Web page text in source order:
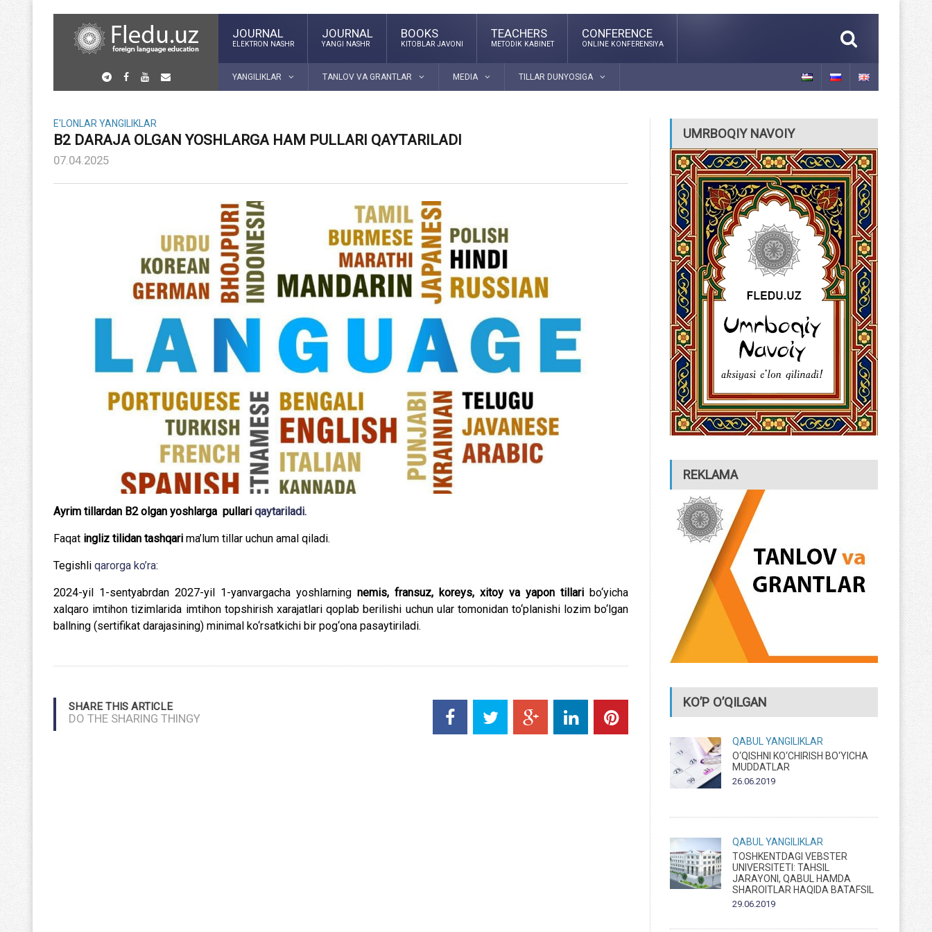
JOURNAL
ELEKTRON NASHR
JOURNAL
YANGI NASHR
BOOKS
KITOBLAR JAVONI
TEACHERS
METODIK KABINET
CONFERENCE
ONLINE KONFERENSIYA
YANGILIKLAR TANLOV VA GRANTLAR MEDIA TILLAR DUNYOSIGA
E'LONLAR YANGILIKLAR
B2 DARAJA OLGAN YOSHLARGA HAM PULLARI QAYTARILADI
07.04.2025
Ayrim tillardan B2 olgan yoshlarga pullari qaytariladi.
Faqat ingliz tilidan tashqari ma’lum tillar uchun amal qiladi.
Tegishli qarorga ko’ra:
2024-yil 1-sentyabrdan 2027-yil 1-yanvargacha yoshlarningnemis, fransuz, koreys, xitoy va yapon tillaribo‘yicha
xalqaro imtihon tizimlarida imtihon topshirish xarajatlari qoplab berilishi uchun ular tomonidan to‘planishi lozim bo‘lgan
ballning (sertifikat darajasining) minimal ko‘rsatkichi bir pog‘ona pasaytiriladi.
SHARE THIS ARTICLE
DO THE SHARING THINGY
UMRBOQIY NAVOIY
REKLAMA
KO’P O’QILGAN
QABUL
YANGILIKLAR
O‘QISHNI KO‘CHIRISH BO‘YICHA
MUDDATLAR
26.06.2019
QABUL
YANGILIKLAR
TOSHKENTDAGI VEBSTER
UNIVERSITETI: TAHSIL
JARAYONI, QABUL HAMDA
SHAROITLAR HAQIDA BATAFSIL
29.06.2019